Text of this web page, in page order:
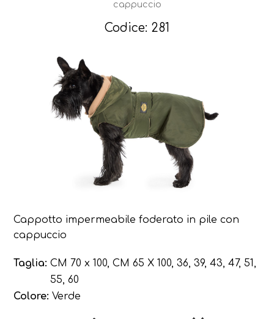
cappuccio
Codice: 281
Cappotto impermeabile foderato in pile con
cappuccio
Taglia: CM 70 x 100, CM 65 X 100, 36, 39, 43, 47, 51,
55, 60
Colore: Verde